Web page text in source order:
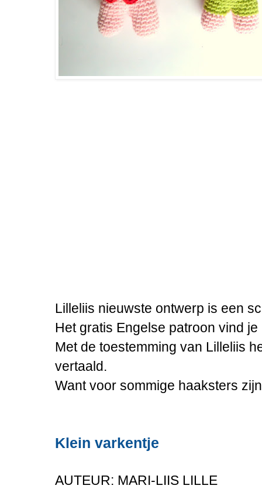
Lilleliis nieuwste ontwerp is een
Het gratis Engelse patroon vind je
Met de toestemming van Lilleliis
vertaald.
Want voor sommige haaksters
Klein varkentje
AUTEUR: MARI-LIIS LILLE